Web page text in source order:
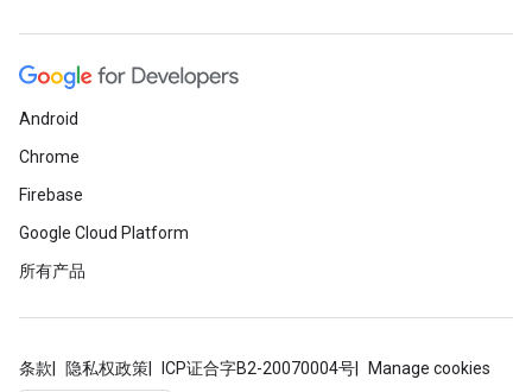
Android
Chrome
Firebase
Google Cloud Platform
所有产品
条款 隐私权政策 ICP证合字B2-20070004号 Manage cookies